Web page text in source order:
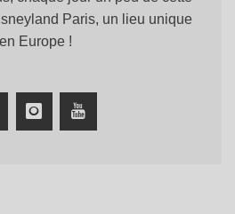
Paris, un lieu unique
en Europe !